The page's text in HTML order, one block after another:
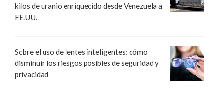
kilos de uranio enriquecido desde Venezuela a
EE.UU.
Sobre el uso de lentes inteligentes: cómo
disminuir los riesgos posibles de seguridad y
privacidad